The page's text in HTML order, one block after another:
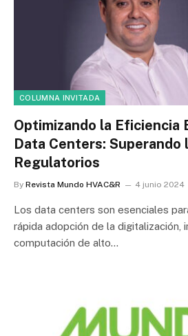
COLUMNA INVITADA
Optimizando la Eficiencia
Data Centers: Superando
Regulatorios
By Revista Mundo HVAC&R 4 junio 2024
Los data centers son esenciales
rápida adopción de la digitalización,
computación de alto…